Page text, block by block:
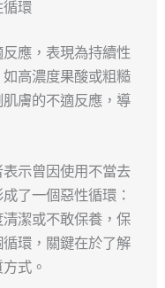
循環
應，表現為持續性
高濃度果酸或粗糙
膚的不適反應，導
示曾因使用不當去
了一個惡性循環：
潔或不敢保養，保
環，關鍵在於了解
式。